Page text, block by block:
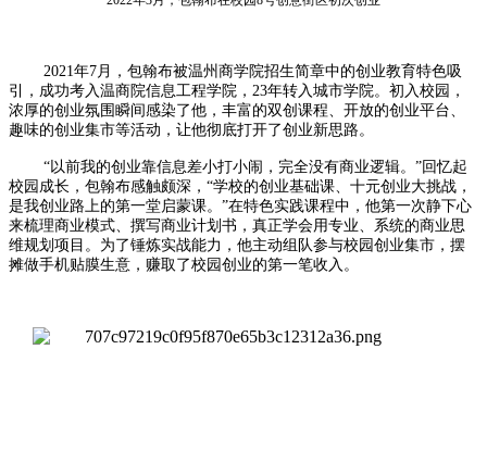
2021年7月，包翰布被温州商学院招生简章中的创业教育特色吸
引，成功考入温商院信息工程学院，23年转入城市学院。初入校园，
浓厚的创业氛围瞬间感染了他，丰富的双创课程、开放的创业平台、
趣味的创业集市等活动，让他彻底打开了创业新思路。
“以前我的创业靠信息差小打小闹，完全没有商业逻辑。”回忆起
校园成长，包翰布感触颇深，“学校的创业基础课、十元创业大挑战，
是我创业路上的第一堂启蒙课。”在特色实践课程中，他第一次静下心
来梳理商业模式、撰写商业计划书，真正学会用专业、系统的商业思
维规划项目。为了锤炼实战能力，他主动组队参与校园创业集市，摆
摊做手机贴膜生意，赚取了校园创业的第一笔收入。